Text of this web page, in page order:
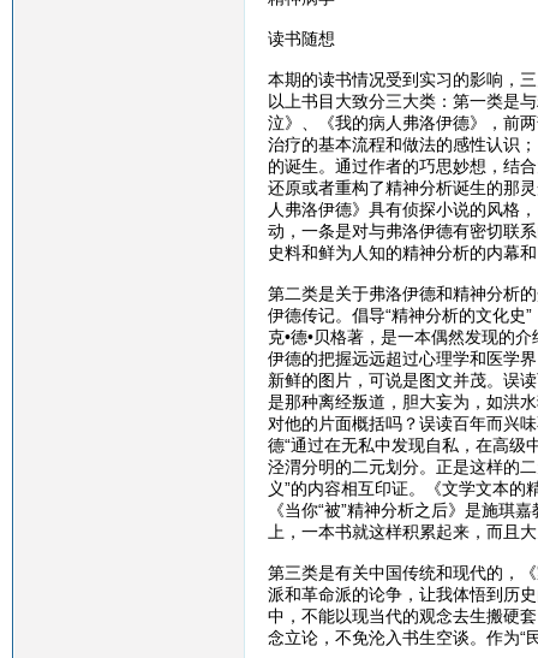
读书随想
本期的读书情况受到实习的影响，
以上书目大致分三大类：第一类是
泣》、《我的病人弗洛伊德》，前
治疗的基本流程和做法的感性认识
的诞生。通过作者的巧思妙想，结
还原或者重构了精神分析诞生的那
人弗洛伊德》具有侦探小说的风格
动，一条是对与弗洛伊德有密切联
史料和鲜为人知的精神分析的内幕
第二类是关于弗洛伊德和精神分析
伊德传记。倡导“精神分析的文化史
克•德•贝格著，是一本偶然发现的
伊德的把握远远超过心理学和医学
新鲜的图片，可说是图文并茂。误
是那种离经叛道，胆大妄为，如洪
对他的片面概括吗？误读百年而兴
德“通过在无私中发现自私，在高级
泾渭分明的二元划分。正是这样的
义”的内容相互印证。《文学文本
《当你“被”精神分析之后》是施琪
上，一本书就这样积累起来，而且
第三类是有关中国传统和现代的，
派和革命派的论争，让我体悟到历
中，不能以现当代的观念去生搬硬
念立论，不免沦入书生空谈。作为“